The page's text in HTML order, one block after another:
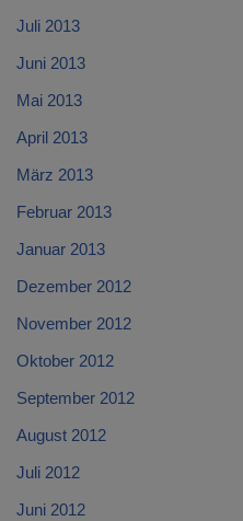
Juli 2013
Juni 2013
Mai 2013
April 2013
März 2013
Februar 2013
Januar 2013
Dezember 2012
November 2012
Oktober 2012
September 2012
August 2012
Juli 2012
Juni 2012